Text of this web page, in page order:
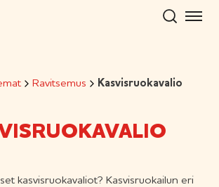
Ravitsemus Kasvisruokavalio
kasvisruokavaliot? Kasvisruokailun eri